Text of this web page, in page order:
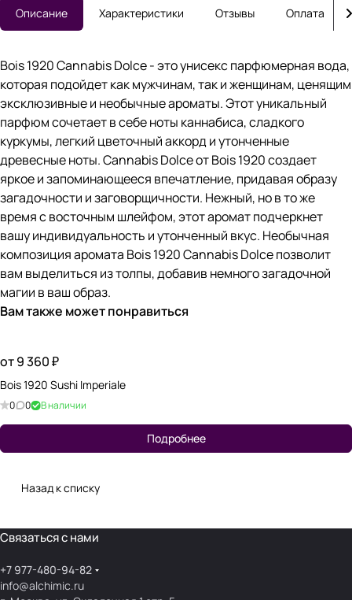
Описание Характеристики Отзывы Оплата
Bois 1920 Cannabis Dolce - это унисекс парфюмерная вода,
которая подойдет как мужчинам, так и женщинам, ценящим
эксклюзивные и необычные ароматы. Этот уникальный
парфюм сочетает в себе ноты каннабиса, сладкого
куркумы, легкий цветочный аккорд и утонченные
древесные ноты. Cannabis Dolce от Bois 1920 создает
яркое и запоминающееся впечатление, придавая образу
загадочности и заговорщичности. Нежный, но в то же
время с восточным шлейфом, этот аромат подчеркнет
вашу индивидуальность и утонченный вкус. Необычная
композиция аромата Bois 1920 Cannabis Dolce позволит
вам выделиться из толпы, добавив немного загадочной
магии в ваш образ.
Вам также может понравиться
от 9 360 ₽
Bois 1920 Sushi Imperiale
0 0 В наличии
Подробнее
Назад к списку
Связаться с нами
+7 977-480-94-82
info@alchimic.ru